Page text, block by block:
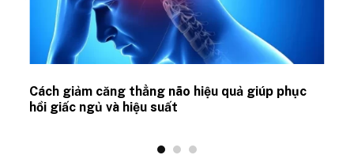
Cách giảm căng thẳng não hiệu quả giúp phục
hồi giấc ngủ và hiệu suất